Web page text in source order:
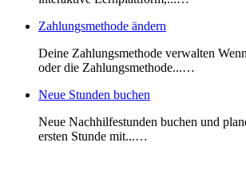
Zahlungsmethode ändern
Deine Zahlungsmethode verwalten
oder die Zahlungsmethode...…
Neue Stunden buchen
Neue Nachhilfestunden buchen und
ersten Stunde mit...…